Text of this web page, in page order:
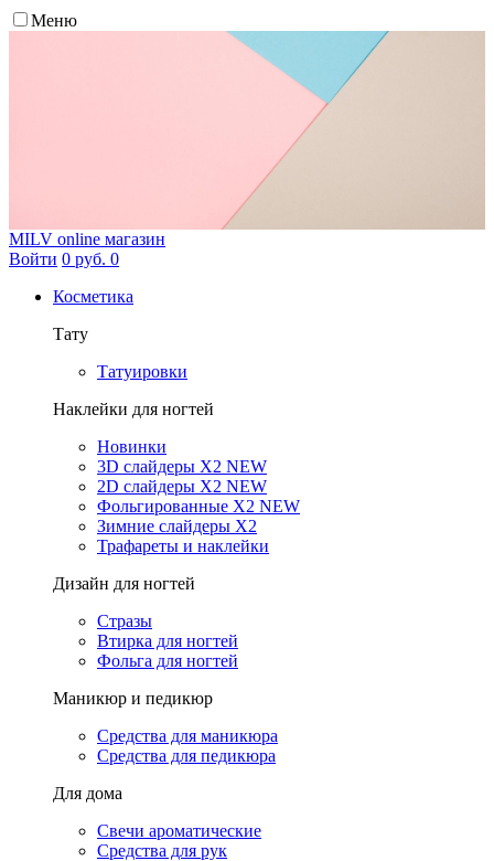
Меню
MILV online магазин
Войти 0 руб. 0
Косметика
Тату
Татуировки
Наклейки для ногтей
Новинки
3D слайдеры X2 NEW
2D слайдеры X2 NEW
Фольгированные X2 NEW
Зимние слайдеры Х2
Трафареты и наклейки
Дизайн для ногтей
Стразы
Втирка для ногтей
Фольга для ногтей
Маникюр и педикюр
Средства для маникюра
Средства для педикюра
Для дома
Свечи ароматические
Средства для рук